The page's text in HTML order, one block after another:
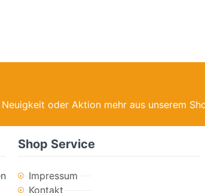
oder Aktion mehr aus unserem
Shop Service
Impressum
Kontakt